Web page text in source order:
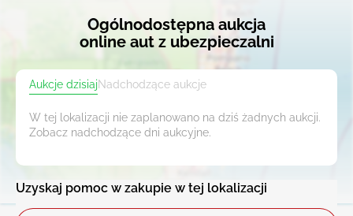
Ogólnodostępna aukcja
online aut z ubezpieczalni
Uzyskaj pomoc w zakupie w tej lokalizacji
Aukcje dzisiajNadchodzące aukcje
W tej lokalizacji nie zaplanowano na dziś żadnych aukcji.
Zobacz nadchodzące dni aukcyjne.